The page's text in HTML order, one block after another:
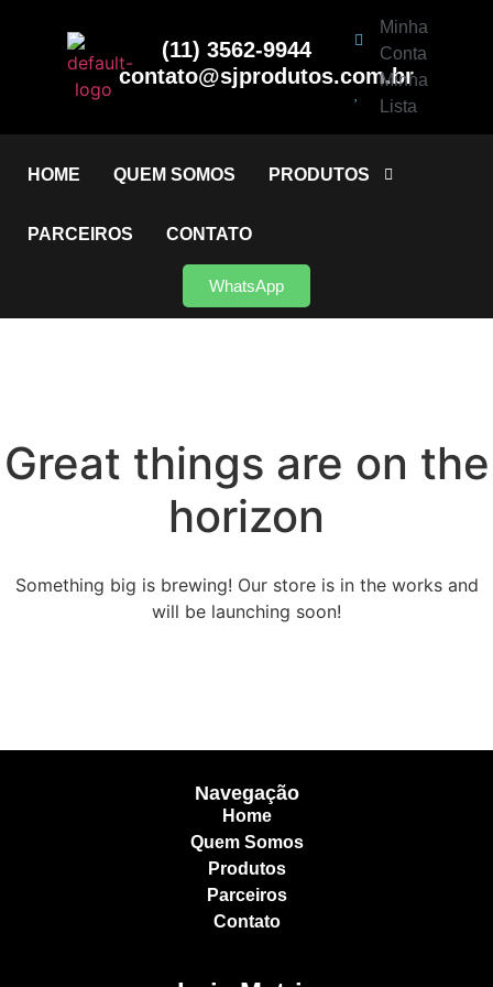
(11) 3562-9944
contato@sjprodutos.com.br
Minha
Conta
Minha
Lista
HOME QUEM SOMOS PRODUTOS
PARCEIROS CONTATO
WhatsApp
Great things are on the
horizon
Something big is brewing! Our store is in the works and
will be launching soon!
Navegação
Home
Quem Somos
Produtos
Parceiros
Contato